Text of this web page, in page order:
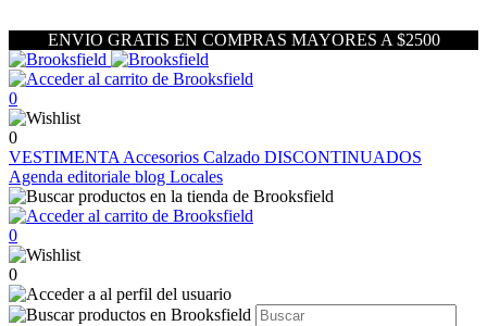
ENVIO GRATIS EN COMPRAS MAYORES A $2500
0
0
VESTIMENTA Accesorios Calzado DISCONTINUADOS
Agenda editoriale blog Locales
0
0